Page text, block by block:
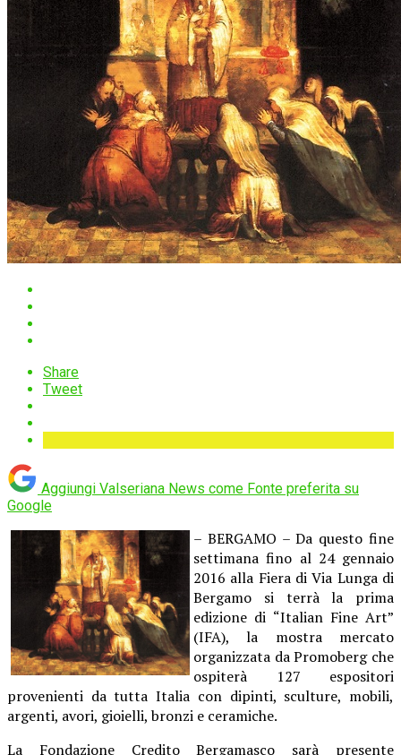
Share
Tweet
Aggiungi Valseriana News come Fonte preferita su
Google
– BERGAMO – Da questo fine
settimana fino al 24 gennaio
2016 alla Fiera di Via Lunga di
Bergamo si terrà la prima
edizione di “Italian Fine Art”
(IFA), la mostra mercato
organizzata da Promoberg che
ospiterà 127 espositori
provenienti da tutta Italia con dipinti, sculture, mobili,
argenti, avori, gioielli, bronzi e ceramiche.
La Fondazione Credito Bergamasco sarà presente